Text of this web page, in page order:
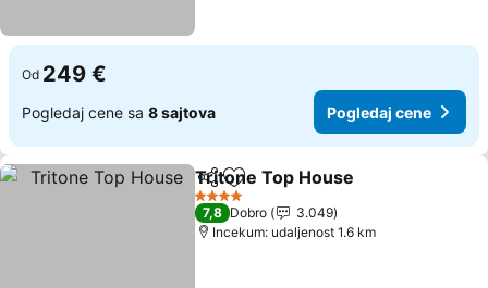
Od 249 €
Pogledaj cene sa 8 sajtova Pogledaj cene
Deli Dodati u favorite
Tritone Top House
4 Zvezdice
7,8 Dobro
3.049
Incekum: udaljenost 1.6 km